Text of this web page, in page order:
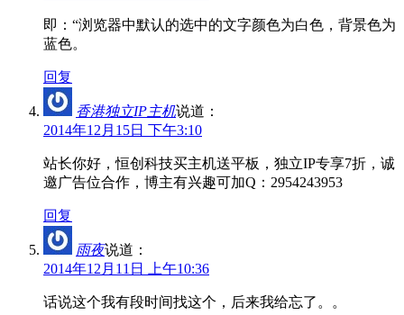
即：“浏览器中默认的选中的文字颜色为白色，背景色为
蓝色。
回复
香港独立IP主机说道：
2014年12月15日 下午3:10
站长你好，恒创科技买主机送平板，独立IP专享7折，诚
邀广告位合作，博主有兴趣可加Q：2954243953
回复
雨夜说道：
2014年12月11日 上午10:36
话说这个我有段时间找这个，后来我给忘了。。